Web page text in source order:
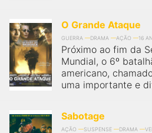
O Grande Ataque
GUERRA DRAMA AÇÃO 16
Próximo ao fim da
Mundial, o 6º
americano,
uma importante e
Sabotage
AÇÃO SUSPENSE DRAMA